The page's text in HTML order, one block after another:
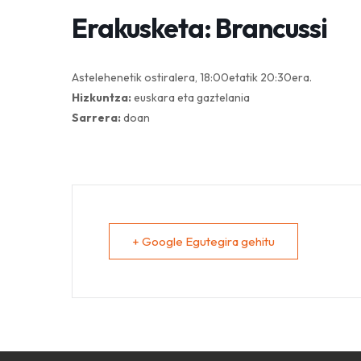
Erakusketa: Brancussi
Astelehenetik ostiralera, 18:00etatik 20:30era.
Hizkuntza:euskara eta gaztelania
Sarrera:doan
+ Google Egutegira gehitu